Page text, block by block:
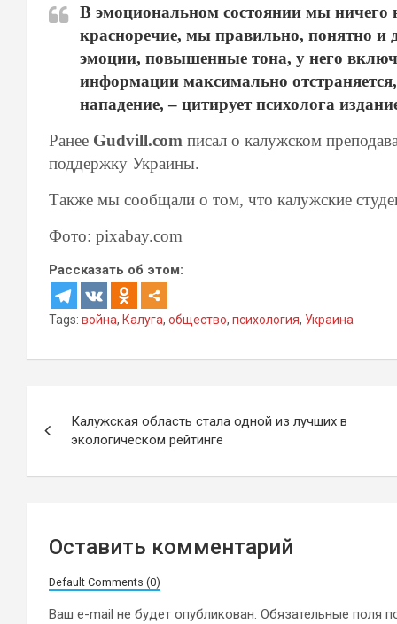
В эмоциональном состоянии мы ничего
красноречие, мы правильно, понятно и
эмоции, повышенные тона, у него
информации максимально
нападение, – цитирует психолога
Ранее Gudvill.com писал о калужском
поддержку Украины.
Также мы сообщали о том, что калужские
Фото: pixabay.com
Рассказать об этом:
Tags: война, Калуга, общество, психология, Украина
по
записям
Калужская область стала одной из лучших в
экологическом рейтинге
Оставить комментарий
Default Comments (0)
Ваш e-mail не будет опубликован. Обязательные поля